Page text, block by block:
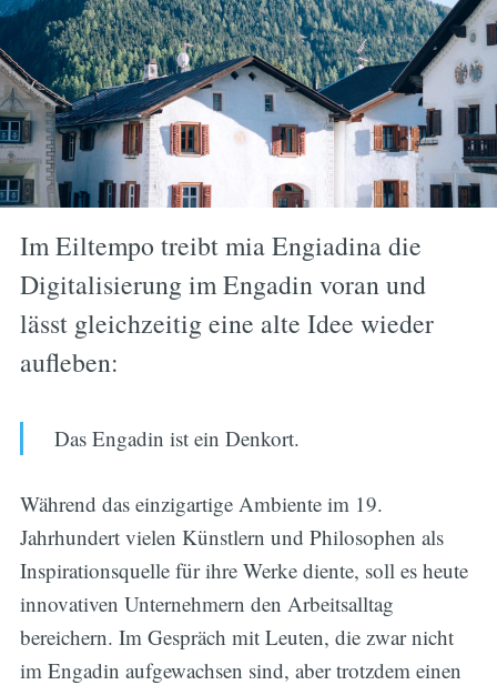
Im Eiltempo treibt mia Engiadina die
Digitalisierung im Engadin voran und
lässt gleichzeitig eine alte Idee wieder
aufleben:
Das Engadin ist ein Denkort.
Während das einzigartige Ambiente im 19.
Jahrhundert vielen Künstlern und Philosophen als
Inspirationsquelle für ihre Werke diente, soll es heute
innovativen Unternehmern den Arbeitsalltag
bereichern. Im Gespräch mit Leuten, die zwar nicht
im Engadin aufgewachsen sind, aber trotzdem einen